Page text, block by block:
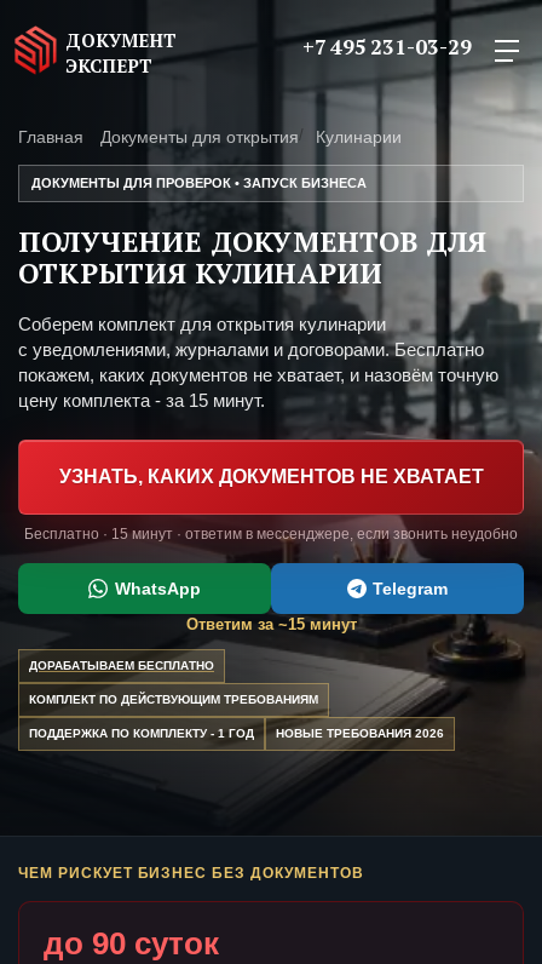
ДОКУМЕНТ
ЭКСПЕРТ
+7 495 231-03-29
Главная Документы для открытия Кулинарии
ДОКУМЕНТЫ ДЛЯ ПРОВЕРОК • ЗАПУСК БИЗНЕСА
ПОЛУЧЕНИЕ ДОКУМЕНТОВ ДЛЯ
ОТКРЫТИЯ КУЛИНАРИИ
Соберем комплект для открытия кулинарии
с уведомлениями, журналами и договорами. Бесплатно
покажем, каких документов не хватает, и назовём точную
цену комплекта - за 15 минут.
УЗНАТЬ, КАКИХ ДОКУМЕНТОВ НЕ ХВАТАЕТ
Бесплатно · 15 минут · ответим в мессенджере, если звонить неудобно
WhatsApp Telegram
Ответим за ~15 минут
ДОРАБАТЫВАЕМ БЕСПЛАТНО
КОМПЛЕКТ ПО ДЕЙСТВУЮЩИМ ТРЕБОВАНИЯМ
ПОДДЕРЖКА ПО КОМПЛЕКТУ - 1 ГОД НОВЫЕ ТРЕБОВАНИЯ 2026
ЧЕМ РИСКУЕТ БИЗНЕС БЕЗ ДОКУМЕНТОВ
до 90 суток